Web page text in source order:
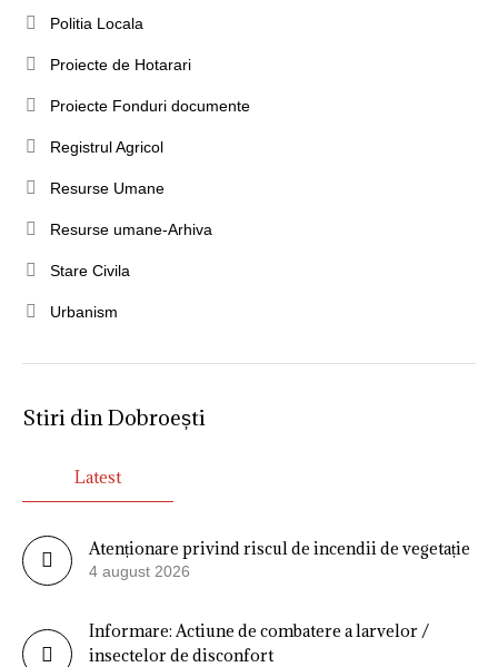
Politia Locala
Proiecte de Hotarari
Proiecte Fonduri documente
Registrul Agricol
Resurse Umane
Resurse umane-Arhiva
Stare Civila
Urbanism
Stiri din Dobroești
Latest
Atenționare privind riscul de incendii de vegetație
4 august 2026
Informare: Actiune de combatere a larvelor /
insectelor de disconfort